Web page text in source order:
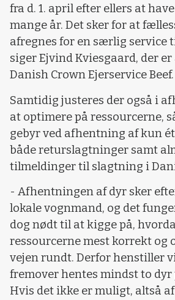
fra d. 1. april efter ellers at
mange år. Det sker for at
afregnes for en særlig service
siger Ejvind Kviesgaard, der
Danish Crown Ejerservice Beef.
Samtidig justeres der også i
at optimere på ressourcerne,
gebyr ved afhentning af kun
både returslagtninger samt
tilmeldinger til slagtning i
- Afhentningen af dyr sker
lokale vognmand, og det
dog nødt til at kigge på,
ressourcerne mest korrekt og
vejen rundt. Derfor henstiller
fremover hentes mindst to dyr
Hvis det ikke er muligt, altså